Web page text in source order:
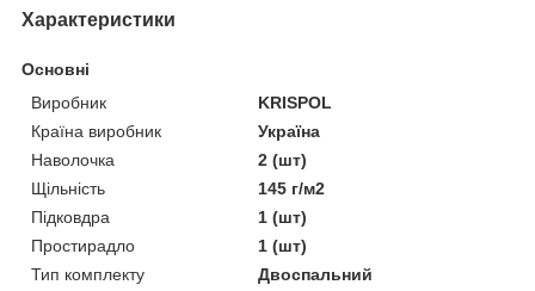
Характеристики
Основні
Виробник
KRISPOL
Країна виробник
Україна
Наволочка
2 (шт)
Щільність
145 г/м2
Підковдра
1 (шт)
Простирадло
1 (шт)
Тип комплекту
Двоспальний